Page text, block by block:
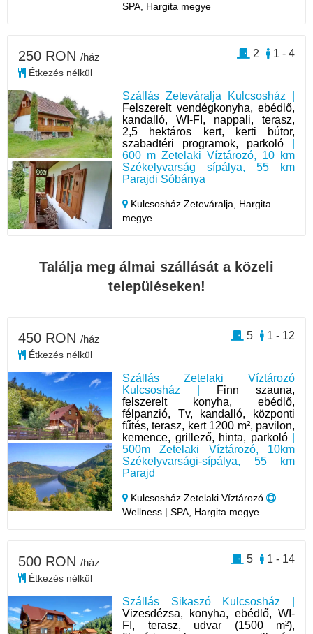
SPA, Hargita megye
Szállás Zeteváralja Kulcsosház |
Felszerelt vendégkonyha, ebédlő,
kandalló, WI-FI, nappali, terasz,
2,5 hektáros kert, kerti bútor,
szabadtéri programok, parkoló
600 m Zetelaki Víztározó, 10 km
Székelyvarság sípálya, 55 km
Parajdi Sóbánya
Kulcsosház Zeteváralja, Hargita
megye
250 RON /ház
Étkezés nélkül
1 - 4
2
Találja meg álmai szállását a közeli
településeken!
Szállás Zetelaki Víztározó
Kulcsosház |
Finn szauna,
felszerelt konyha, ebédlő,
félpanzió, Tv, kandalló, központi
fűtés, terasz, kert 1200 m², pavilon,
kemence, grillező, hinta, parkoló|
500m Zetelaki Víztározó, 10km
Székelyvarsági-sípálya, 55 km
Parajd
Kulcsosház Zetelaki Víztározó
Wellness | SPA, Hargita megye
450 RON /ház
Étkezés nélkül
1 - 12
5
Szállás Sikaszó Kulcsosház |
Vizesdézsa, konyha, ebédlő, WI-
FI, terasz, udvar (1500 m²),
500 RON /ház
Étkezés nélkül
1 - 14
5